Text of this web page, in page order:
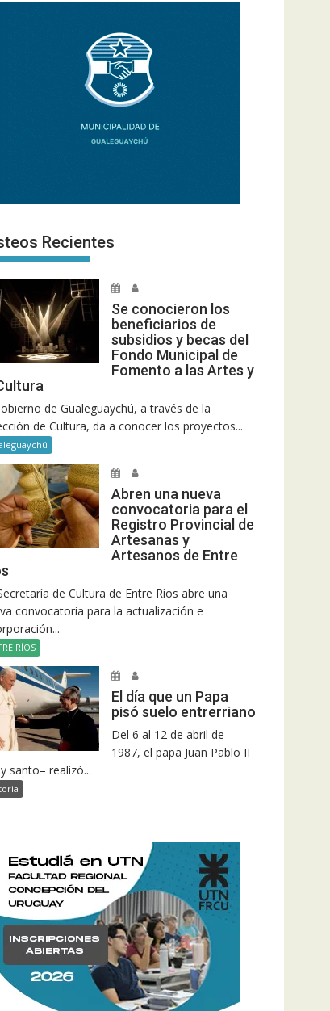
Recientes
Se conocieron los
beneficiarios de
subsidios y becas del
Fondo Municipal de
Fomento a las Artes y
de Gualeguaychú, a través de la
de Cultura, da a conocer los proyectos...
Abren una nueva
convocatoria para el
Registro Provincial de
Artesanas y
Artesanos de Entre
de Cultura de Entre Ríos abre una
convocatoria para la actualización e
RÍOS
El día que un Papa
pisó suelo entrerriano
Del 6 al 12 de abril de
1987, el papa Juan Pablo II
santo– realizó...